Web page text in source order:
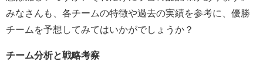
みなさんも、各チームの特徴や過去の実績を参考に、優勝
チームを予想してみてはいかがでしょうか？
チーム分析と戦略考察